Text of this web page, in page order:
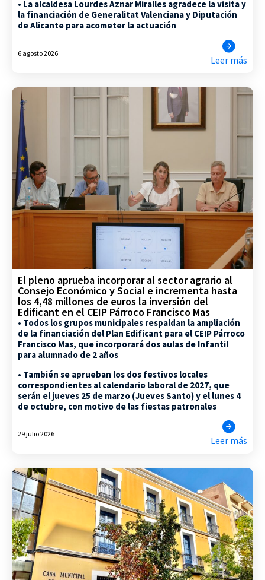
• La alcaldesa Lourdes Aznar Miralles agradece la visita y
la financiación de Generalitat Valenciana y Diputación
de Alicante para acometer la actuación
6 agosto 2026
Leer más
El pleno aprueba incorporar al sector agrario al
Consejo Económico y Social e incrementa hasta
los 4,48 millones de euros la inversión del
Edificant en el CEIP Párroco Francisco Mas
• Todos los grupos municipales respaldan la ampliación
de la financiación del Plan Edificant para el CEIP Párroco
Francisco Mas, que incorporará dos aulas de Infantil
para alumnado de 2 años
• También se aprueban los dos festivos locales
correspondientes al calendario laboral de 2027, que
serán el jueves 25 de marzo (Jueves Santo) y el lunes 4
de octubre, con motivo de las fiestas patronales
29 julio 2026
Leer más